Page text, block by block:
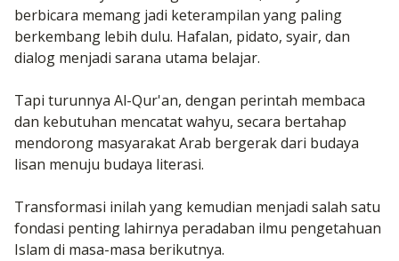
berbicara memang jadi keterampilan yang paling
berkembang lebih dulu. Hafalan, pidato, syair, dan
dialog menjadi sarana utama belajar.
Tapi turunnya Al-Qur'an, dengan perintah membaca
dan kebutuhan mencatat wahyu, secara bertahap
mendorong masyarakat Arab bergerak dari budaya
lisan menuju budaya literasi.
Transformasi inilah yang kemudian menjadi salah satu
fondasi penting lahirnya peradaban ilmu pengetahuan
Islam di masa-masa berikutnya.